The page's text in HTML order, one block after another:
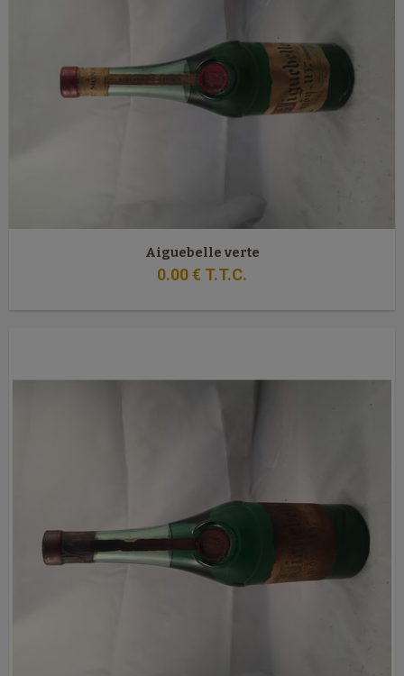
Aiguebelle verte
0.00€ T.T.C.